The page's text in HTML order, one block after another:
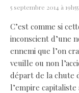
5 septembre 2014 à 19h55
C’est comme si
inconscient d’une
ennemi que l’on
veuille ou non
départ de la chute
l’empire capitaliste